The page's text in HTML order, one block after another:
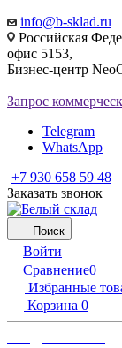
info@b-sklad.ru
Российская
офис 5153,
Бизнес-центр
Запрос
Telegram
WhatsApp
‪+7 930 658 59 48
Заказать звонок
Поиск
Войти
Сравнение0
Избранные
Корзина 0